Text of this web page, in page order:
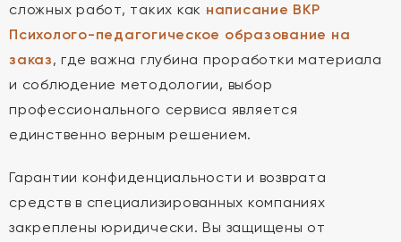
сложных работ, таких как написание ВКР
Психолого-педагогическое образование на
заказ, где важна глубина проработки материала
и соблюдение методологии, выбор
профессионального сервиса является
единственно верным решением.
Гарантии конфиденциальности и возврата
средств в специализированных компаниях
закреплены юридически. Вы защищены от